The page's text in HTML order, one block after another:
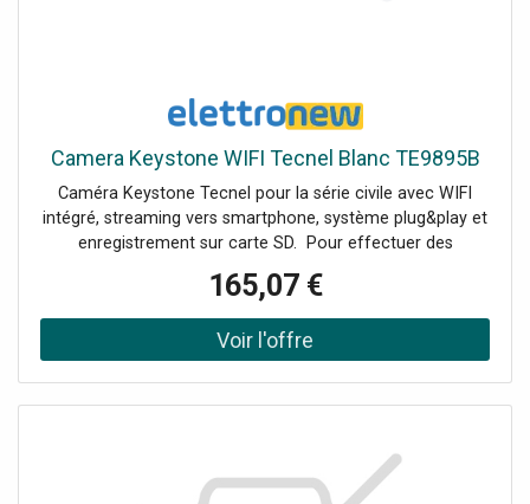
Camera Keystone WIFI Tecnel Blanc TE9895B
Caméra Keystone Tecnel pour la série civile avec WIFI
intégré, streaming vers smartphone, système plug&play et
enregistrement sur carte SD. Pour effectuer des
l'insertion d'une carte SD à l'intérieur. Un adaptateur
Keystone (RJ45) doit être fourni, en fonction du modèle
de fruit en votre possession.
165,07 €